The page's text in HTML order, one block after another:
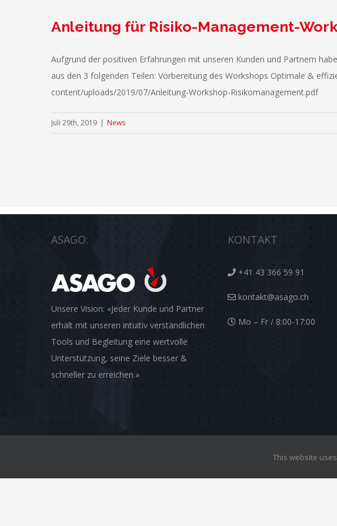
Anleitung für Risiko-Management-
Aufgrund der positiven Erfahrungen mit unseren Kunden und Partnern
aus den 3 folgenden Teilen: Vorbereitung des Workshops Optimale &
content/uploads/2019/07/Anleitung-Workshop-Risikomanagement.pdf
Juli 29th, 2019 | News
ASAGO:
Unsere Vision: «Jeder Kunde und Partner
erhält mit unseren intuitiv verständlichen
Tools und Begleitung eine wertvolle
Unterstützung, seine Ziele besser &
schneller zu erreichen.»
KONTAKT
+41 43 366 59 91
kontakt@asago.ch
Mo – Fr / 8:00-17:00
This website